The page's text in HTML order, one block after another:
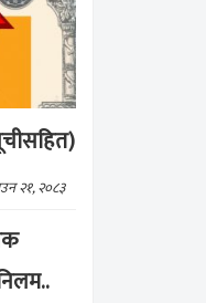
२१, २०८३